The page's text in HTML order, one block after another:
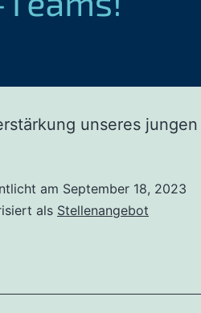
unseres
am September 18, 2023
als Stellenangebot